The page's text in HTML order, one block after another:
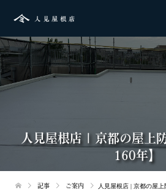
人見屋根店 | 京都の屋上
160年】
記事 ご案内 人見屋根店 | 京都の屋上